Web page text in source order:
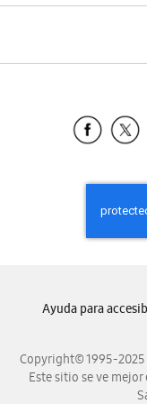
Copyright© 1995-2025
Este sitio se ve
Ayuda para